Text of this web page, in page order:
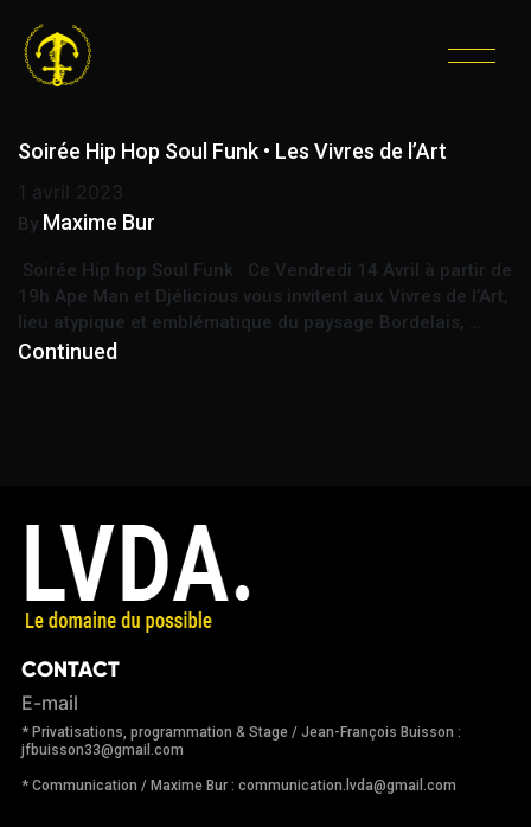
ÉTIQUETTE :
HIP HOP
Soirée Hip Hop Soul Funk • Les Vivres de l’Art
1 avril 2023
By Maxime Bur
Soirée Hip hop Soul Funk Ce Vendredi 14 Avril à partir de
19h Ape Man et Djélicious vous invitent aux Vivres de l’Art,
lieu atypique et emblématique du paysage Bordelais, …
Continued
CONTACT
E-mail
* Privatisations, programmation & Stage / Jean-François Buisson :
jfbuisson33@gmail.com
* Communication / Maxime Bur : communication.lvda@gmail.com